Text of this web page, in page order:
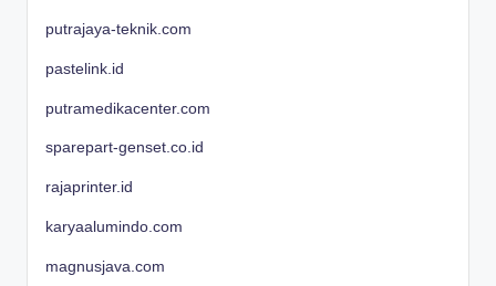
putrajaya-teknik.com
pastelink.id
putramedikacenter.com
sparepart-genset.co.id
rajaprinter.id
karyaalumindo.com
magnusjava.com